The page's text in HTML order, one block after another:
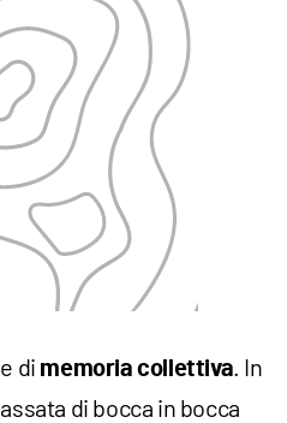
di memoria collettiva . In
di bocca in bocca